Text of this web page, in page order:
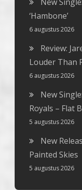
‘Hambone’
6 augustus 2026
Review:
Louder Than
6 augustus 2026
New
Royals – Flat
5 augustus 2026
New
Painted Skies
5 augustus 2026